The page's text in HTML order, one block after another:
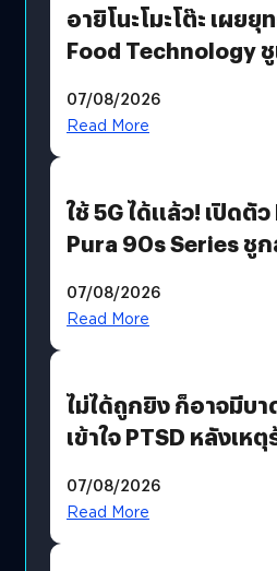
อายิโนะโมะโต๊ะ เผย
Food Technology ชู
บริโภคและ B2B
07/08/2026
Read More
ใช้ 5G ได้แล้ว! เปิดตั
Pura 90s Series ชู
07/08/2026
Read More
ไม่ได้ถูกยิง ก็อาจมีบ
เข้าใจ PTSD หลังเหตุ
07/08/2026
Read More